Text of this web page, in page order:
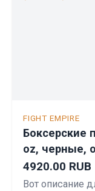
FIGHT EMPIRE
Боксерские
oz, черные,
4920.00 RUB
Вот описание